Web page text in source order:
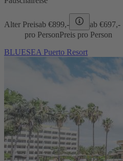
Alter Preisab €899,- ab €697,-
pro PersonPreis pro Person
BLUESEA Puerto Resort